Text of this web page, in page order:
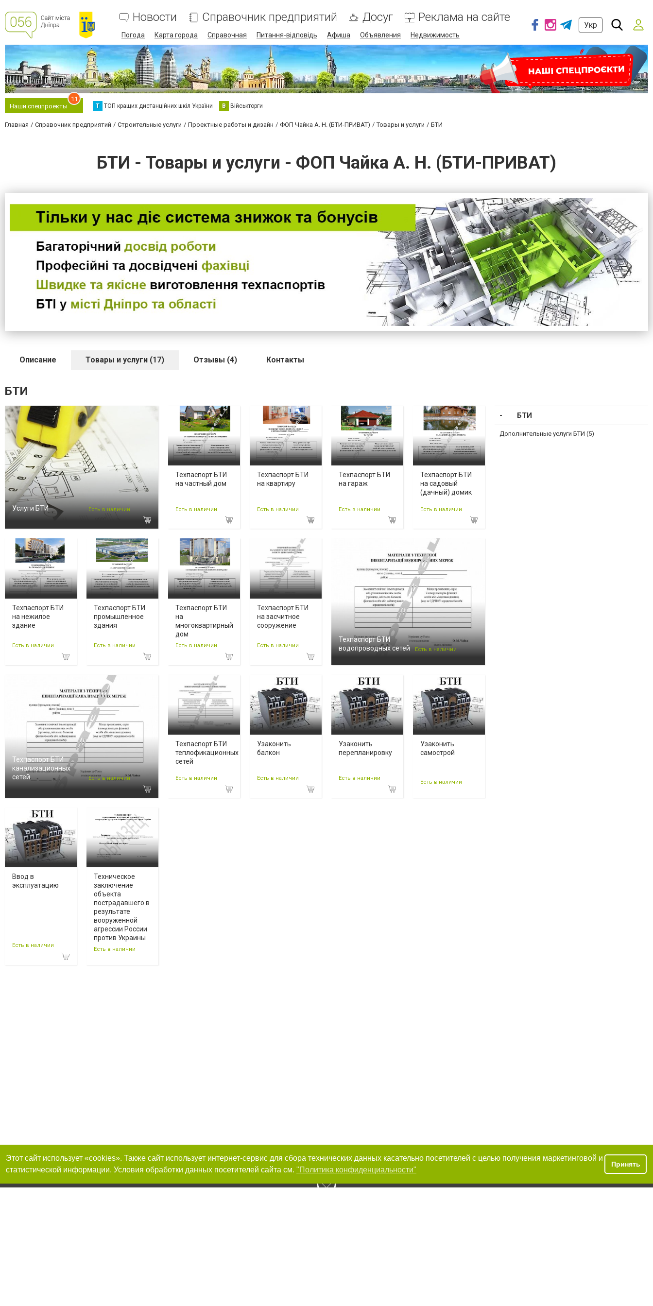
Новости Справочник предприятий Досуг Реклама на сайте
Погода Карта города Справочная Питання-відповідь Афиша Объявления Недвижимость
Укр
Наши спецпроекты
11
Т ТОП кращих дистанційних шкіл України В Військторги
Главная Справочник предприятий Строительные услуги Проектные работы и дизайн ФОП Чайка А. Н. (БТИ-ПРИВАТ) Товары и услуги БТИ
БТИ - Товары и услуги - ФОП Чайка А. Н. (БТИ-ПРИВАТ)
Описание Товары и услуги (17) Отзывы (4) Контакты
БТИ
Услуги БТИ Есть в наличии
Техпаспорт БТИ
на частный дом
Есть в наличии
Техпаспорт БТИ
на квартиру
Есть в наличии
Техпаспорт БТИ
на гараж
Есть в наличии
Техпаспорт БТИ
на садовый
(дачный) домик
Есть в наличии
Техпаспорт БТИ
на нежилое
здание
Есть в наличии
Техпаспорт БТИ
промышленное
здания
Есть в наличии
Техпаспорт БТИ
на
многоквартирный
дом
Есть в наличии
Техпаспорт БТИ
на засчитное
сооружение
Есть в наличии
Техпаспорт БТИ
водопроводных сетей
Есть в наличии
Техпаспорт БТИ
канализационных
сетей
Есть в наличии
Техпаспорт БТИ
теплофикационных
сетей
Есть в наличии
Узаконить
балкон
Есть в наличии
Узаконить
перепланировку
Есть в наличии
Узаконить
самострой
Есть в наличии
Ввод в
эксплуатацию
Есть в наличии
Техническое
заключение
объекта
пострадавшего в
результате
вооруженной
агрессии России
против Украины
Есть в наличии
БТИ
Дополнительные услуги БТИ (5)
Этот сайт использует «cookies». Также сайт использует интернет-сервис для сбора технических данных касательно посетителей с целью получения маркетинговой и
статистической информации. Условия обработки данных посетителей сайта см. "Политика конфиденциальности"
Принять